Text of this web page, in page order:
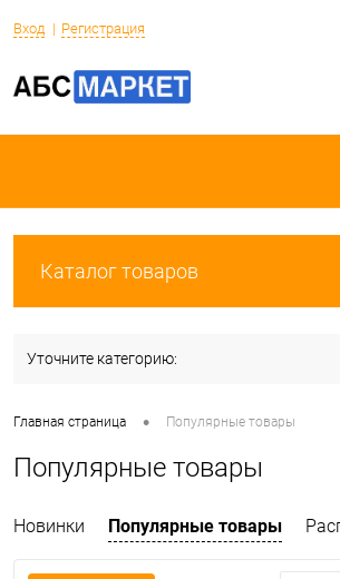
Вход Регистрация
Каталог товаров
Уточните категорию:
Главная страница • Популярные товары
Популярные товары
Новинки Популярные товары